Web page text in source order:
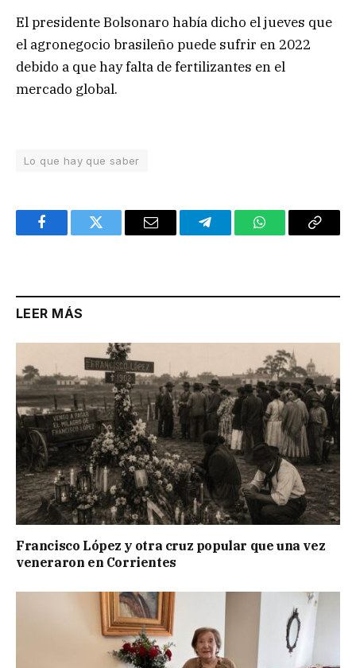
El presidente Bolsonaro había dicho el jueves que
el agronegocio brasileño puede sufrir en 2022
debido a que hay falta de fertilizantes en el
mercado global.
Lo que hay que saber
FacebookTwitter Email TelegramWhatsAppCopy
LEER MÁS
Francisco López y otra cruz popular que una vez
veneraron en Corrientes